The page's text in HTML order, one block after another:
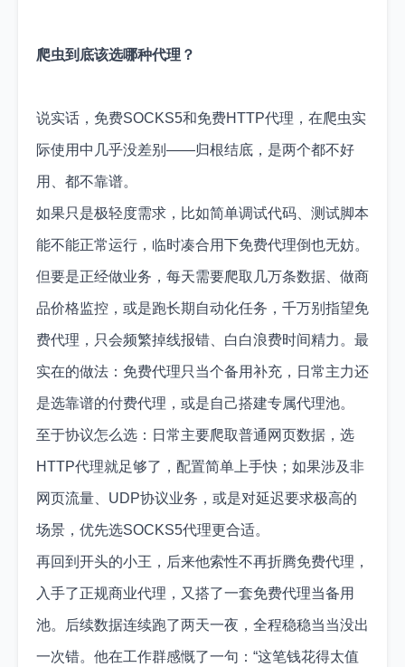
爬虫到底该选哪种代理？
说实话，免费SOCKS5和免费HTTP代理，在爬虫实
际使用中几乎没差别——归根结底，是两个都不好
用、都不靠谱。
如果只是极轻度需求，比如简单调试代码、测试脚本
能不能正常运行，临时凑合用下免费代理倒也无妨。
但要是正经做业务，每天需要爬取几万条数据、做商
品价格监控，或是跑长期自动化任务，千万别指望免
费代理，只会频繁掉线报错、白白浪费时间精力。最
实在的做法：免费代理只当个备用补充，日常主力还
是选靠谱的付费代理，或是自己搭建专属代理池。
至于协议怎么选：日常主要爬取普通网页数据，选
HTTP代理就足够了，配置简单上手快；如果涉及非
网页流量、UDP协议业务，或是对延迟要求极高的
场景，优先选SOCKS5代理更合适。
再回到开头的小王，后来他索性不再折腾免费代理，
入手了正规商业代理，又搭了一套免费代理当备用
池。后续数据连续跑了两天一夜，全程稳稳当当没出
一次错。他在工作群感慨了一句：“这笔钱花得太值